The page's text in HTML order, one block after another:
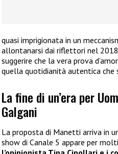
quasi imprigionata in un
allontanarsi dai riflettori nel
suggerire che la vera prova
quella quotidianità autentica che
La fine di un’era per
Galgani
La proposta di Manetti arriva in
show di Canale 5 appare per